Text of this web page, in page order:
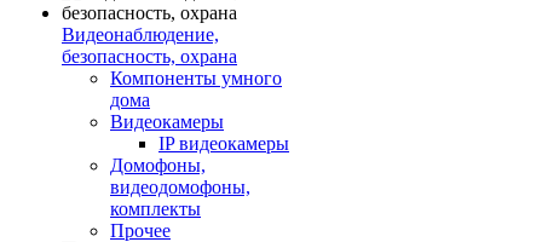
Видеонаблюдение,
безопасность, охрана
Компоненты умного
дома
Видеокамеры
IP видеокамеры
Домофоны,
видеодомофоны,
комплекты
Прочее